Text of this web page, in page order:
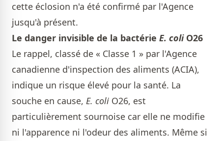
cette éclosion n'a été confirmé par l'Agence
jusqu'à présent.
Le danger invisible de la bactérie E. coliO26
Le rappel, classé de « Classe 1 » par l'Agence
canadienne d'inspection des aliments (ACIA),
indique un risque élevé pour la santé. La
souche en cause, E. coli O26, est
particulièrement sournoise car elle ne modifie
ni l'apparence ni l'odeur des aliments. Même si